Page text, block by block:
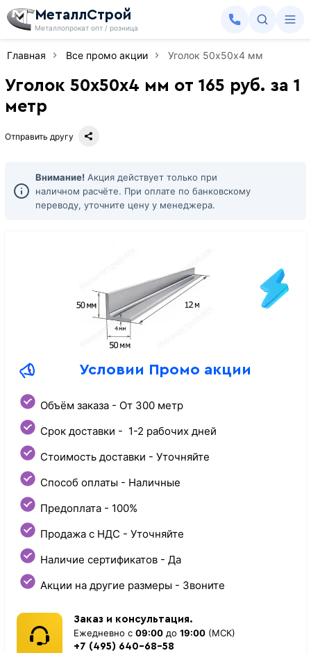
МеталлСтрой
Металлопрокат опт / розница
Главная Все промо акции Уголок 50х50х4 мм
Уголок 50х50х4 мм от 165 руб. за 1
метр
Отправить другу
Внимание! Акция действует только при
наличном расчёте. При оплате по банковскому
переводу, уточните цену у менеджера.
Условии Промо акции
Объём заказа - От 300 метр
Срок доставки - 1-2 рабочих дней
Стоимость доставки - Уточняйте
Способ оплаты - Наличные
Предоплата - 100%
Продажа с НДС - Уточняйте
Наличие сертификатов - Да
Акции на другие размеры - Звоните
Заказ и консультация.
Ежедневно с09:00 до19:00 (МСК)
+7 (495) 640-68-58